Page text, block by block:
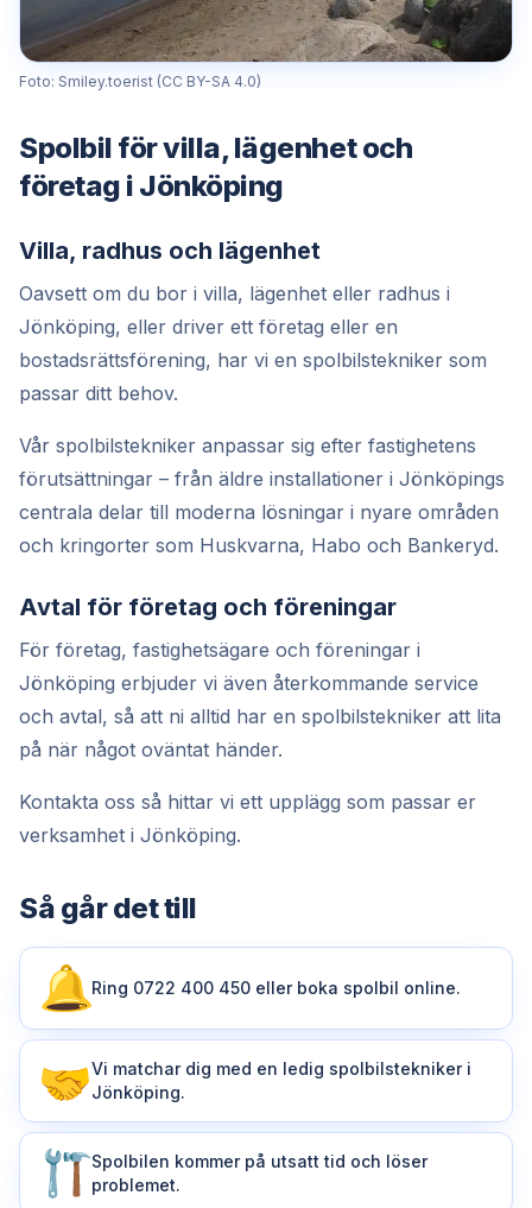
Foto: Smiley.toerist (CC BY-SA 4.0)
Spolbil för villa, lägenhet och
företag i Jönköping
Villa, radhus och lägenhet
Oavsett om du bor i villa, lägenhet eller radhus i
Jönköping, eller driver ett företag eller en
bostadsrättsförening, har vi en spolbilstekniker som
passar ditt behov.
Vår spolbilstekniker anpassar sig efter fastighetens
förutsättningar – från äldre installationer i Jönköpings
centrala delar till moderna lösningar i nyare områden
och kringorter som Huskvarna, Habo och Bankeryd.
Avtal för företag och föreningar
För företag, fastighetsägare och föreningar i
Jönköping erbjuder vi även återkommande service
och avtal, så att ni alltid har en spolbilstekniker att lita
på när något oväntat händer.
Kontakta oss så hittar vi ett upplägg som passar er
verksamhet i Jönköping.
Så går det till
Ring 0722 400 450 eller boka spolbil online.
Vi matchar dig med en ledig spolbilstekniker i
Jönköping.
Spolbilen kommer på utsatt tid och löser
problemet.